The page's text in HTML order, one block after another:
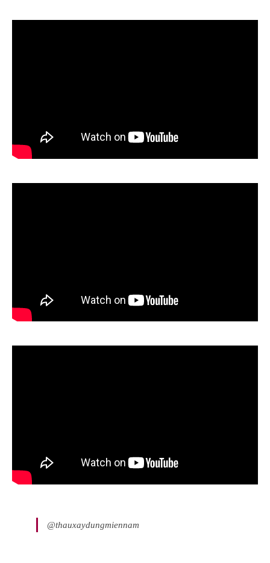
@thauxaydungmiennam